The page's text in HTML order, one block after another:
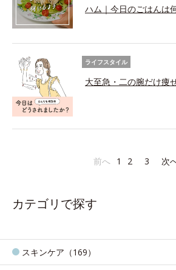
ハム｜今日のごはんは
ライフスタイル
大至急・二の腕だけ痩
前へ 1 2 3 次
カテゴリで探す
スキンケア（169）